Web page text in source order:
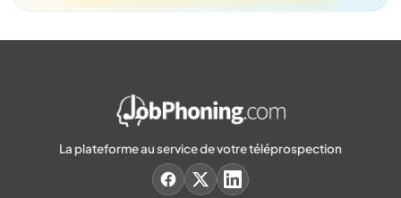
La plateforme au service de votre téléprospection